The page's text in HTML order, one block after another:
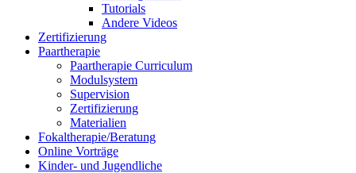
Tutorials
Andere Videos
Zertifizierung
Paartherapie
Paartherapie Curriculum
Modulsystem
Supervision
Zertifizierung
Materialien
Fokaltherapie/Beratung
Online Vorträge
Kinder- und Jugendliche